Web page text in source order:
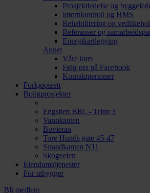
Prosjektledelse og
Internkontroll og HMS
Rehabilitering og
Referanser og
Energikartlegging
Annet
Våre kurs
Følg oss på Facebook
Kontaktpersoner
Forkjøpsrett
Boligprosjekter
Engstien BRL - Trinn 3
Vannkanten
Bovieran
Tore Hunds gate 45-47
Strandkanten N11
Skogveien
Eiendomstjenester
For utbygger
Bli medlem